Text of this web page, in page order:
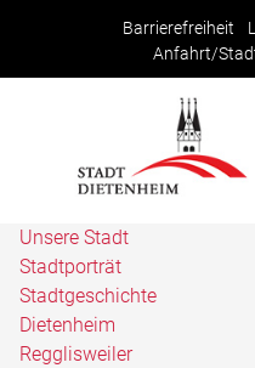
Barrierefreiheit
Anfahrt/
Unsere Stadt
Stadtporträt
Stadtgeschichte
Dietenheim
Regglisweiler